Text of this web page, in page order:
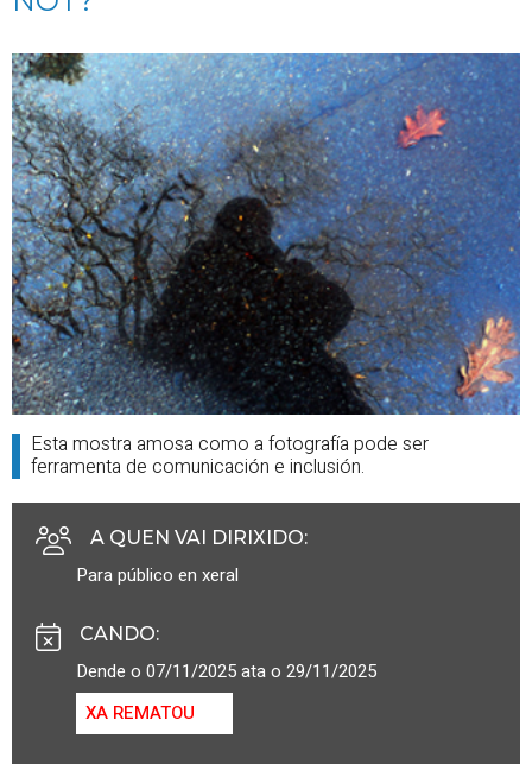
Esta mostra amosa como a fotografía pode ser
ferramenta de comunicación e inclusión.
A QUEN VAI DIRIXIDO:
Para público en xeral
CANDO:
Dende o 07/11/2025 ata o 29/11/2025
XA REMATOU